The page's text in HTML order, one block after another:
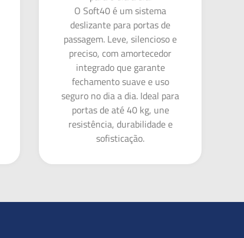
O Soft40 é um sistema
deslizante para portas de
passagem. Leve, silencioso e
preciso, com amortecedor
integrado que garante
fechamento suave e uso
seguro no dia a dia. Ideal para
portas de até 40 kg, une
resistência, durabilidade e
sofisticação.